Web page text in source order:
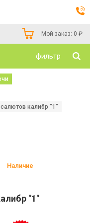
Мой заказ: 0 ₽
фильтр
калибр "1"
Наличие
"1"